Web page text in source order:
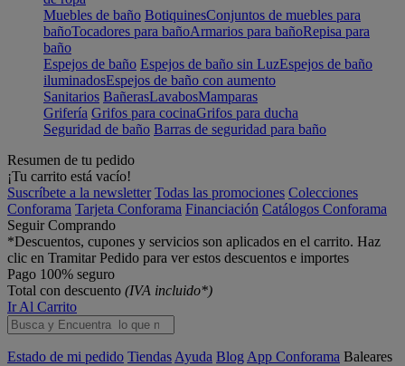
Muebles de baño BotiquinesConjuntos de muebles para
bañoTocadores para bañoArmarios para bañoRepisa para
baño
Espejos de baño Espejos de baño sin LuzEspejos de baño
iluminadosEspejos de baño con aumento
Sanitarios BañerasLavabosMamparas
Grifería Grifos para cocinaGrifos para ducha
Seguridad de baño Barras de seguridad para baño
Resumen de tu pedido
¡Tu carrito está vacío!
Suscríbete a la newsletter Todas las promociones Colecciones
Conforama Tarjeta Conforama Financiación Catálogos Conforama
Seguir Comprando
*Descuentos, cupones y servicios son aplicados en el carrito. Haz
clic en Tramitar Pedido para ver estos descuentos e importes
Pago 100% seguro
Total con descuento (IVA incluido*)
Ir Al Carrito
Estado de mi pedido Tiendas Ayuda Blog App Conforama Baleares